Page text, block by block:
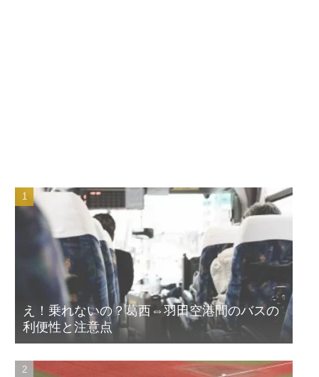
え！乗れないの？葛西⇔羽田空港間のバスの
利便性と注意点